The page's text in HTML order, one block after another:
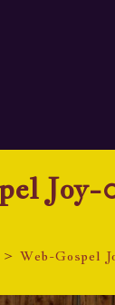
Joy-
> Web-Gospel